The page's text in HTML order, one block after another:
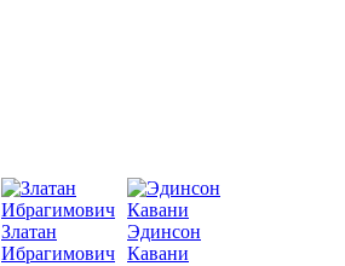
Златан
Ибрагимович
Эдинсон
Кавани